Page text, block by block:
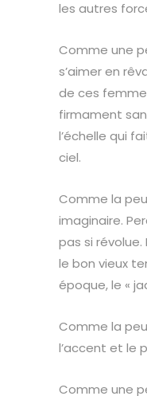
les autres
Comme une
s’aimer en
de ces
firmament
l’échelle qui
ciel.
Comme la
imaginaire.
pas si
le bon vieux
époque, le «
Comme la
l’accent et le
Comme une